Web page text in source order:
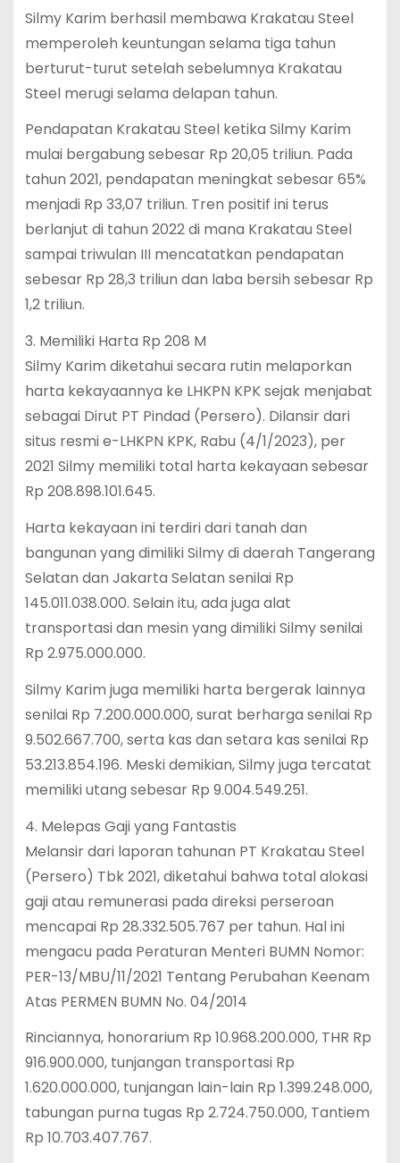
Silmy Karim berhasil membawa Krakatau Steel
memperoleh keuntungan selama tiga tahun
berturut-turut setelah sebelumnya Krakatau
Steel merugi selama delapan tahun.
Pendapatan Krakatau Steel ketika Silmy Karim
mulai bergabung sebesar Rp 20,05 triliun. Pada
tahun 2021, pendapatan meningkat sebesar 65%
menjadi Rp 33,07 triliun. Tren positif ini terus
berlanjut di tahun 2022 di mana Krakatau Steel
sampai triwulan III mencatatkan pendapatan
sebesar Rp 28,3 triliun dan laba bersih sebesar Rp
1,2 triliun.
3. Memiliki Harta Rp 208 M
Silmy Karim diketahui secara rutin melaporkan
harta kekayaannya ke LHKPN KPK sejak menjabat
sebagai Dirut PT Pindad (Persero). Dilansir dari
situs resmi e-LHKPN KPK, Rabu (4/1/2023), per
2021 Silmy memiliki total harta kekayaan sebesar
Rp 208.898.101.645.
Harta kekayaan ini terdiri dari tanah dan
bangunan yang dimiliki Silmy di daerah Tangerang
Selatan dan Jakarta Selatan senilai Rp
145.011.038.000. Selain itu, ada juga alat
transportasi dan mesin yang dimiliki Silmy senilai
Rp 2.975.000.000.
Silmy Karim juga memiliki harta bergerak lainnya
senilai Rp 7.200.000.000, surat berharga senilai Rp
9.502.667.700, serta kas dan setara kas senilai Rp
53.213.854.196. Meski demikian, Silmy juga tercatat
memiliki utang sebesar Rp 9.004.549.251.
4. Melepas Gaji yang Fantastis
Melansir dari laporan tahunan PT Krakatau Steel
(Persero) Tbk 2021, diketahui bahwa total alokasi
gaji atau remunerasi pada direksi perseroan
mencapai Rp 28.332.505.767 per tahun. Hal ini
mengacu pada Peraturan Menteri BUMN Nomor:
PER-13/MBU/11/2021 Tentang Perubahan Keenam
Atas PERMEN BUMN No. 04/2014
Rinciannya, honorarium Rp 10.968.200.000, THR Rp
916.900.000, tunjangan transportasi Rp
1.620.000.000, tunjangan lain-lain Rp 1.399.248.000,
tabungan purna tugas Rp 2.724.750.000, Tantiem
Rp 10.703.407.767.